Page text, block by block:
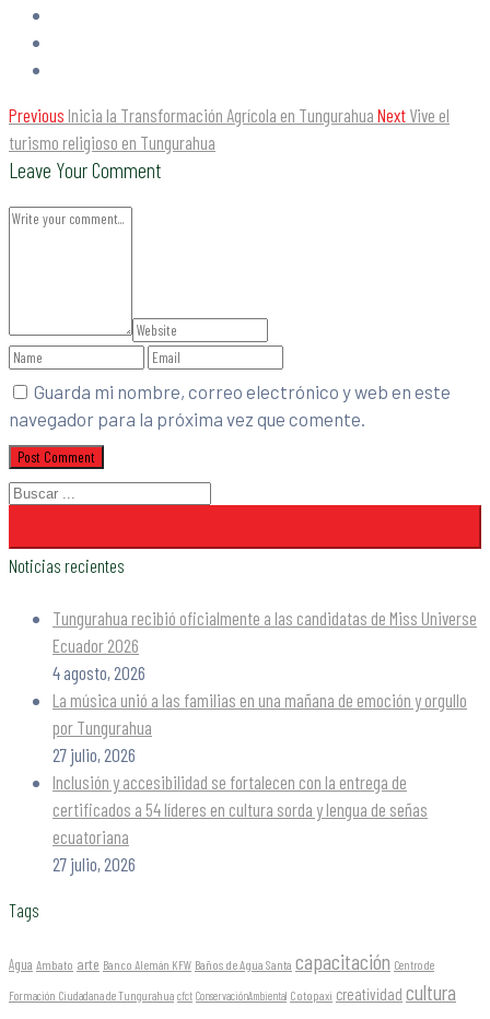
Previous Inicia la Transformación Agrícola en Tungurahua Next Vive el
turismo religioso en Tungurahua
Leave Your Comment
Guarda mi nombre, correo electrónico y web en este
navegador para la próxima vez que comente.
Noticias recientes
Tungurahua recibió oficialmente a las candidatas de Miss Universe
Ecuador 2026
4 agosto, 2026
La música unió a las familias en una mañana de emoción y orgullo
por Tungurahua
27 julio, 2026
Inclusión y accesibilidad se fortalecen con la entrega de
certificados a 54 líderes en cultura sorda y lengua de señas
ecuatoriana
27 julio, 2026
Tags
Agua Ambato arte Banco Alemán KFW Baños de Agua Santa capacitación Centro de
Formación Ciudadana de Tungurahua cfct ConservaciónAmbiental Cotopaxi creatividad cultura